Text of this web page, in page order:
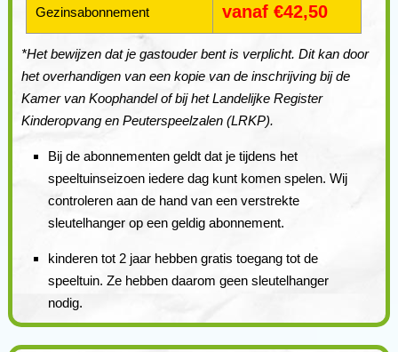
Gezinsabonnement vanaf €42,50
*Het bewijzen dat je gastouder bent is verplicht. Dit kan door
het overhandigen van een kopie van de inschrijving bij de
Kamer van Koophandel of bij het Landelijke Register
Kinderopvang en Peuterspeelzalen (LRKP).
Bij de abonnementen geldt dat je tijdens het
speeltuinseizoen iedere dag kunt komen spelen. Wij
controleren aan de hand van een verstrekte
sleutelhanger op een geldig abonnement.
kinderen tot 2 jaar hebben gratis toegang tot de
speeltuin. Ze hebben daarom geen sleutelhanger
nodig.